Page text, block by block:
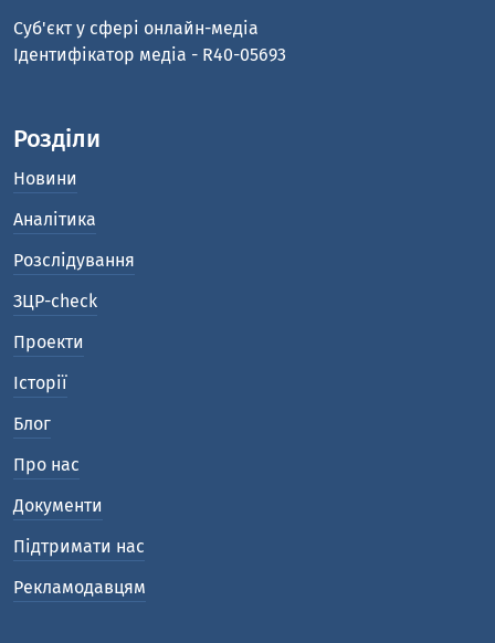
Cуб'єкт у сфері онлайн-медіа
Ідентифікатор медіа - R40-05693
Розділи
Новини
Аналітика
Розслідування
ЗЦР-check
Проекти
Історії
Блог
Про нас
Документи
Підтримати нас
Рекламодавцям